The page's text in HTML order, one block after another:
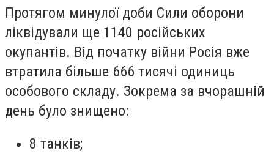
Протягом минулої доби Сили оборони
ліквідували ще 1140 російських
окупантів. Від початку війни Росія вже
втратила більше 666 тисячі одиниць
особового складу. Зокрема за вчорашній
день було знищено:
8 танків;